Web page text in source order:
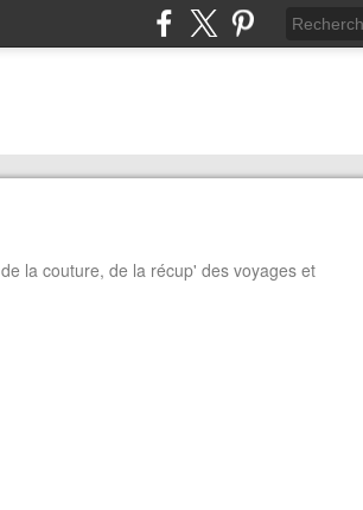
la couture, de la récup' des voyages et